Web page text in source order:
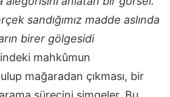
sandığımız madde aslında
birer gölgesidi
mahkûmun
mağaradan çıkması, bir